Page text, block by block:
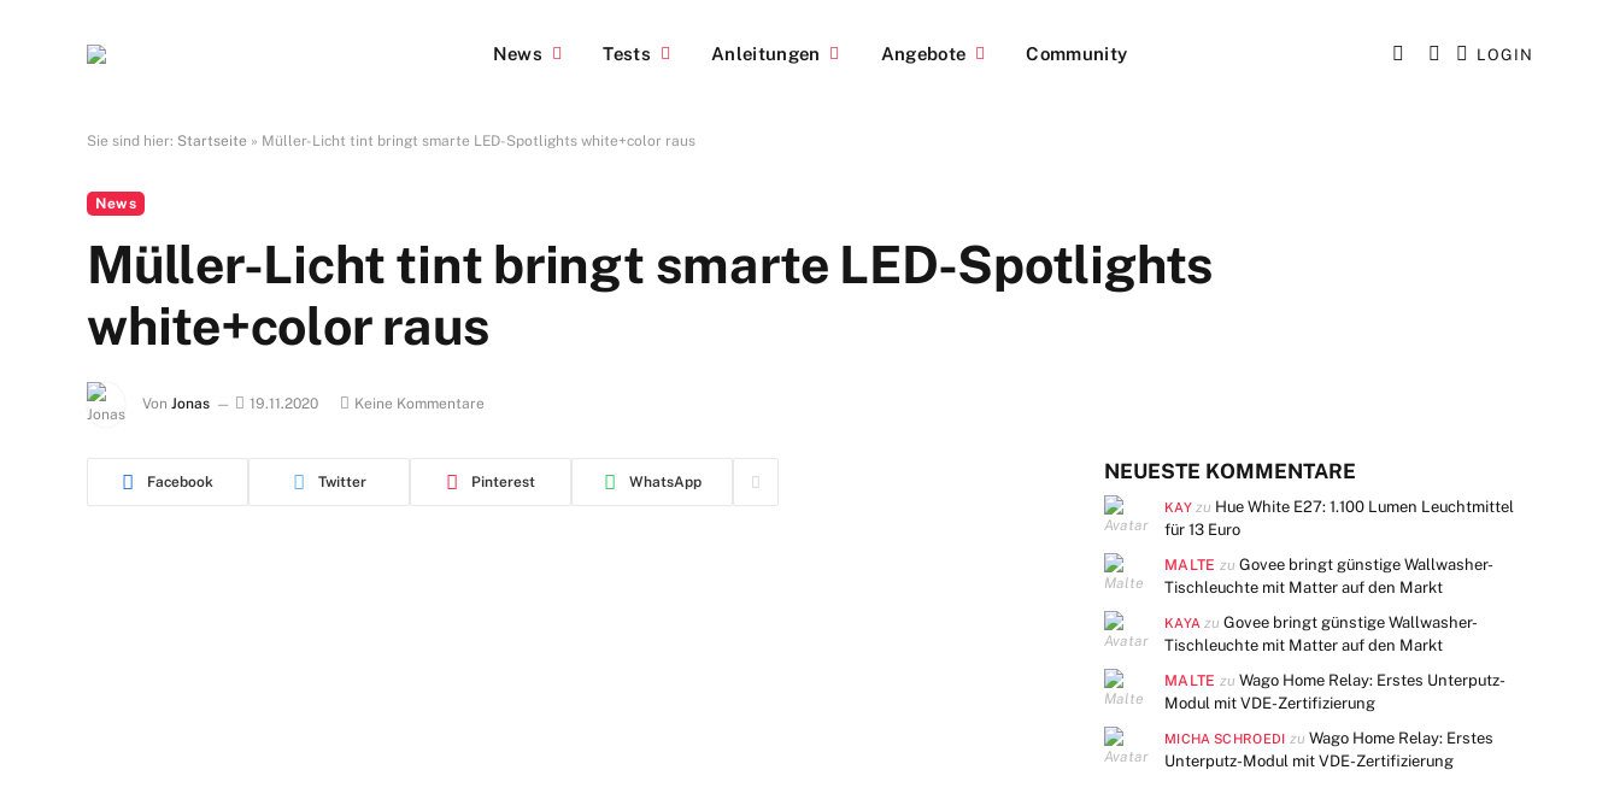
News Tests Anleitungen Angebote Community LOGIN
Sie sind hier: Startseite » Müller-Licht tint bringt smarte LED-Spotlights white+color raus
News
Müller-Licht tint bringt smarte LED-Spotlights
white+color raus
Von Jonas 19.11.2020 Keine Kommentare
Facebook Twitter Pinterest WhatsApp NEUESTE KOMMENTARE
KAY zu Hue White E27: 1.100 Lumen Leuchtmittel
für 13 Euro
MALTE zu Govee bringt günstige Wallwasher-
Tischleuchte mit Matter auf den Markt
KAYA zuGovee bringt günstige Wallwasher-
Tischleuchte mit Matter auf den Markt
MALTE zu Wago Home Relay: Erstes Unterputz-
Modul mit VDE-Zertifizierung
MICHA SCHROEDI zu Wago Home Relay: Erstes
Unterputz-Modul mit VDE-Zertifizierung